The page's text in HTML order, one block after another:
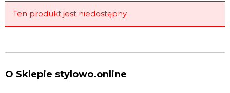
Ten produkt jest niedostępny.
O Sklepie stylowo.online